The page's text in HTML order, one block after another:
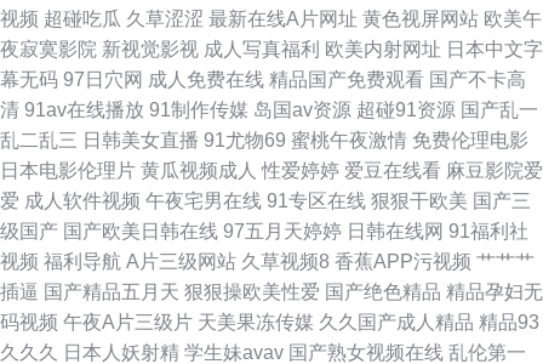
产 影音先锋成人色AV 影音先锋丝袜美脚 国产综合久蜜芽 囯产片TS 91精品
牛 亚洲操三级 麻豆传媒探花91特制 国产在线色情 wwwse男人天 91婷婷五
月份导航 国内肏屄 超碰在线9797人妻 海角社区在线视频福利 九九99久久
午夜无一区电影 91福利社免费视频 91网免费看嫩草 国产51自产区 国精国产
天堂 久久玖玖 男人天堂av导航 日韩三级欧美 午夜剧场欧 麻豆精品视频在线
三级黄在线 欧美性爱亚洲色图91 激情文学俺去也婷婷 亚洲精品无码一区二
视频 超碰吃瓜 久草涩涩 最新在线A片网址 黄色视屏网站 欧美午
夜寂寞影院 新视觉影视 成人写真福利 欧美内射网址 日本中文字
幕无码 97日穴网 成人免费在线 精品国产免费观看 国产不卡高
清 91av在线播放 91制作传媒 岛国av资源 超碰91资源 国产乱一
乱二乱三 日韩美女直播 91尤物69 蜜桃午夜激情 免费伦理电影
日本电影伦理片 黄瓜视频成人 性爱婷婷 爱豆在线看 麻豆影院爱
爱 成人软件视频 午夜宅男在线 91专区在线 狠狠干欧美 国产三
级国产 国产欧美日韩在线 97五月天婷婷 日韩在线网 91福利社
视频 福利导航 A片三级网站 久草视频8 香蕉APP污视频 艹艹艹
插逼 国产精品五月天 狠狠操欧美性爱 国产绝色精品 精品孕妇无
码视频 午夜A片三级片 天美果冻传媒 久久国产成人精品 精品93
久久久
日本人妖射精 学生妹avav 国产熟女视频在线 乱伦第一